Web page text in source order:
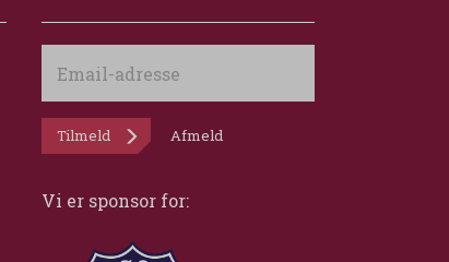
adresse
Tilmeld Afmeld
Vi er sponsor for: